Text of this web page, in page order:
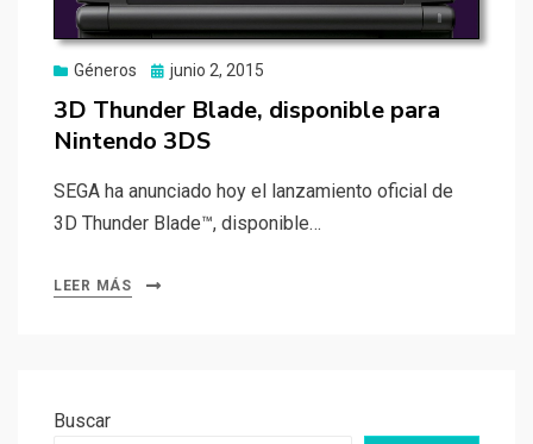
Géneros
Publicado
junio 2, 2015
3D Thunder Blade, disponible para
Nintendo 3DS
SEGA ha anunciado hoy el lanzamiento oficial de
3D Thunder Blade™, disponible…
LEER MÁS
Buscar